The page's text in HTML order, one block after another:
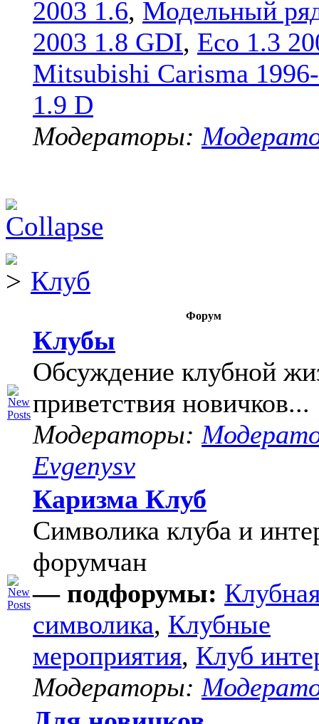
2003 1.6, Модельный
2003 1.8 GDI, Eco 1.3
Mitsubishi Carisma
1.9 D
Модераторы:
Клуб
Форум
Клубы
Обсуждение клубной
приветствия новичков...
Модераторы:
Evgenysv
Каризма Клуб
Символика клуба и
форумчан
— подфорумы:
символика, Клубные
мероприятия, Клуб
Модераторы: